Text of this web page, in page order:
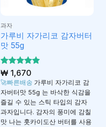
과자
가루비 자가리코 감자버터
맛 55g
5 중에서
4.91로 평
가됨
₩1,670
🚀빠른배송 가루비 자가리코 감
자버터맛 55g 는 바삭한 식감을
즐길 수 있는 스틱 타입의 감자
과자입니다. 감자의 풍미에 감칠
맛 나는 훗카이도산 버터를 사용